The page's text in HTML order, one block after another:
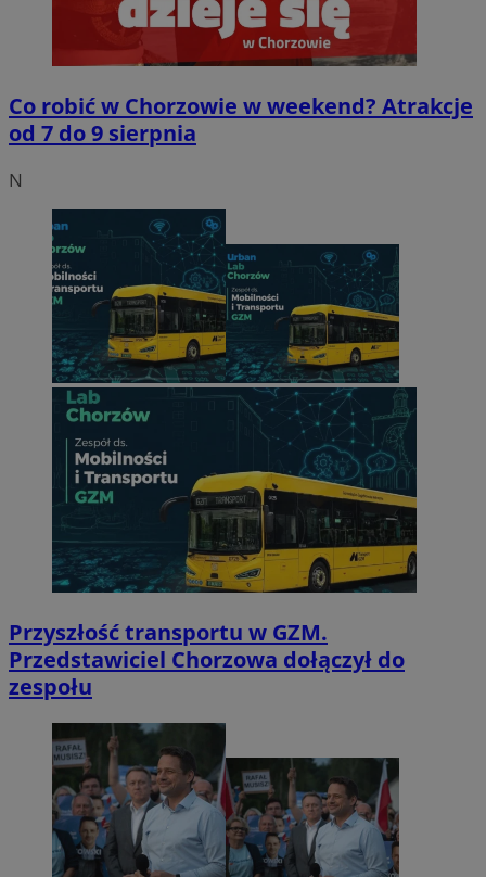
Co robić w Chorzowie w weekend? Atrakcje
od 7 do 9 sierpnia
N
Przyszłość transportu w GZM.
Przedstawiciel Chorzowa dołączył do
zespołu